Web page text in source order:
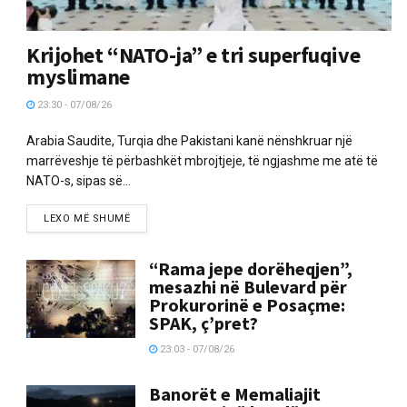
Krijohet “NATO-ja” e tri superfuqive
myslimane
23:30 - 07/08/26
Arabia Saudite, Turqia dhe Pakistani kanë nënshkruar një
marrëveshje të përbashkët mbrojtjeje, të ngjashme me atë të
NATO-s, sipas së...
LEXO MË SHUMË
“Rama jepe dorëheqjen”,
mesazhi në Bulevard për
Prokurorinë e Posaçme:
SPAK, ç’pret?
23:03 - 07/08/26
Banorët e Memaliajit